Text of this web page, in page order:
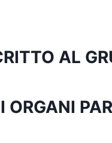
AL
ORGANI